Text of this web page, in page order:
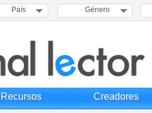
País Género
Recursos Creadores